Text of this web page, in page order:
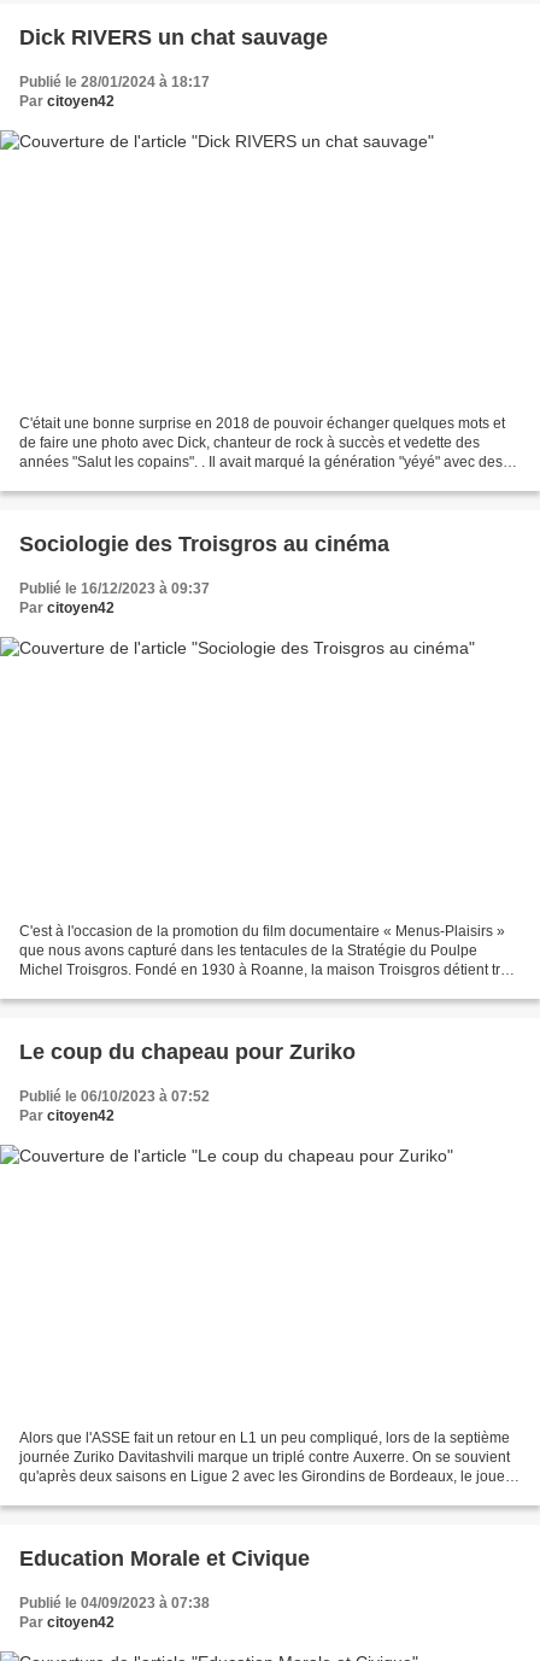
Dick RIVERS un chat sauvage
Publié le 28/01/2024 à 18:17
Par citoyen42
C'était une bonne surprise en 2018 de pouvoir échanger quelques mots et
de faire une photo avec Dick, chanteur de rock à succès et vedette des
années "Salut les copains". . Il avait marqué la génération "yéyé" avec des
Sociologie des Troisgros au cinéma
Publié le 16/12/2023 à 09:37
Par citoyen42
C'est à l'occasion de la promotion du film documentaire « Menus-Plaisirs »
que nous avons capturé dans les tentacules de la Stratégie du Poulpe
Michel Troisgros. Fondé en 1930 à Roanne, la maison Troisgros détient trois
Le coup du chapeau pour Zuriko
Publié le 06/10/2023 à 07:52
Par citoyen42
Alors que l'ASSE fait un retour en L1 un peu compliqué, lors de la septième
journée Zuriko Davitashvili marque un triplé contre Auxerre. On se souvient
qu'après deux saisons en Ligue 2 avec les Girondins de Bordeaux, le joueur
Education Morale et Civique
Publié le 04/09/2023 à 07:38
Par citoyen42